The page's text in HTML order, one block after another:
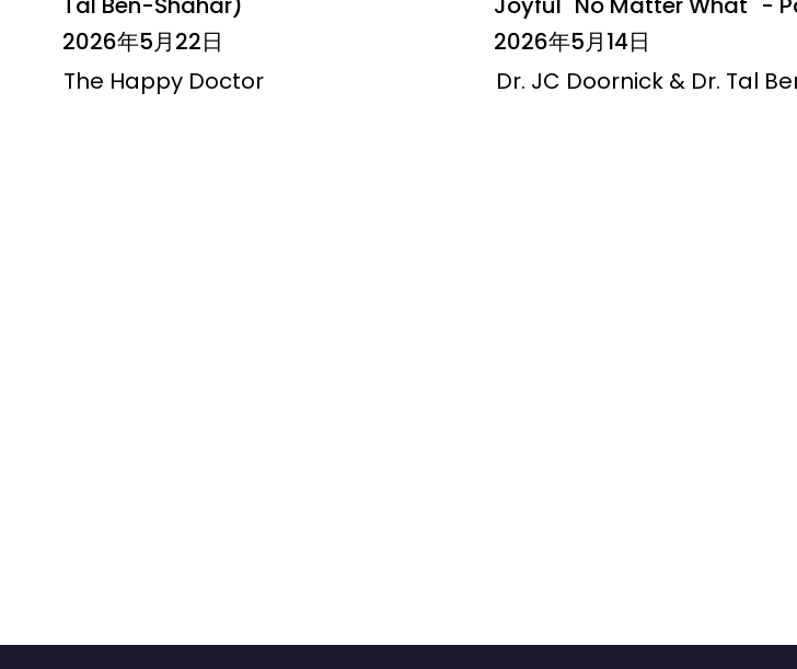
2026年5月22日
The Happy Doctor
2026年5月14日
Dr. JC Doornick & Dr. Tal